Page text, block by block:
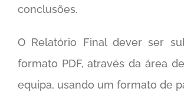
conclusões.
O Relatório Final dever ser
formato PDF, através da área
equipa, usando um formato de